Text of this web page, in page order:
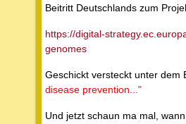
Beitritt Deutschlands zum
https://digital-
genomes
Geschickt versteckt unter dem
disease prevention..."
Und jetzt schaun ma mal,